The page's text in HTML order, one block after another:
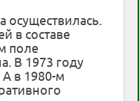
в составе
поле
В 1973 году
в 1980-м